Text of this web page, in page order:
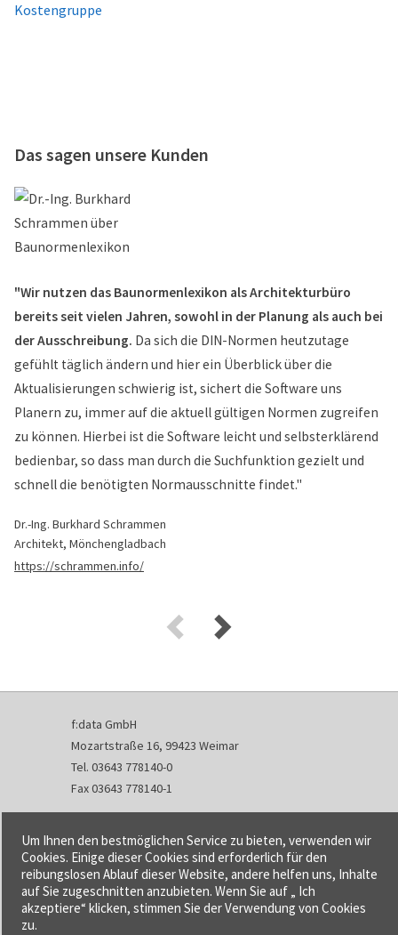
Kostengruppe
Das sagen unsere Kunden
"Wir nutzen das Baunormenlexikon als Architekturbüro
bereits seit vielen Jahren, sowohl in der Planung als auch bei
der Ausschreibung. Da sich die DIN-Normen heutzutage
gefühlt täglich ändern und hier ein Überblick über die
Aktualisierungen schwierig ist, sichert die Software uns
Planern zu, immer auf die aktuell gültigen Normen zugreifen
zu können. Hierbei ist die Software leicht und selbsterklärend
bedienbar, so dass man durch die Suchfunktion gezielt und
schnell die benötigten Normausschnitte findet."
Dr.-Ing. Burkhard Schrammen
Architekt, Mönchengladbach
https://schrammen.info/
f:data GmbH
Mozartstraße 16, 99423 Weimar
Tel. 03643 778140-0
Fax 03643 778140-1
info@fdata.de
Kontakt
Impressum
Datenschutzerklärung
Urheberrecht und Haftung
Um Ihnen den bestmöglichen Service zu bieten, verwenden wir
Cookies. Einige dieser Cookies sind erforderlich für den
reibungslosen Ablauf dieser Website, andere helfen uns, Inhalte
auf Sie zugeschnitten anzubieten. Wenn Sie auf „ Ich
akzeptiere“ klicken, stimmen Sie der Verwendung von Cookies
zu.